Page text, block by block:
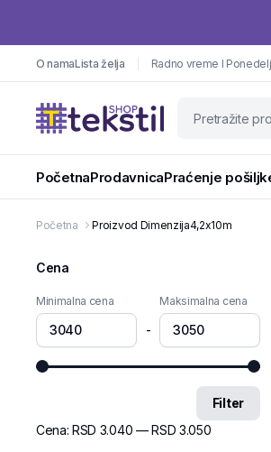
O namaLista želja Radno vreme I
PočetnaProdavnicaPraćenje
Početna Proizvod Dimenzija4,2x10m
Cena
Minimalna cena
-
Maksimalna cena
Filter
Cena:RSD 3.040 —RSD 3.050